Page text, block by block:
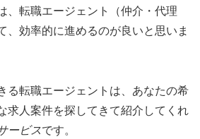
、転職エージェント（仲介・代理
、効率的に進めるのが良いと思いま
る転職エージェントは、あなたの希
求人案件を探してきて紹介してくれ
ービスです。